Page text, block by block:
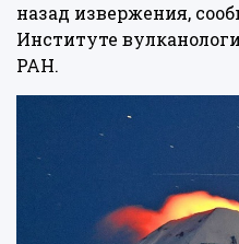
назад извержения,
Институте
РАН.